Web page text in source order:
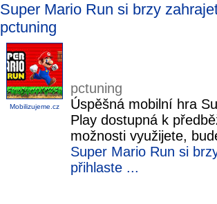
Super Mario Run si brzy
pctuning
Mobilizujeme.cz
pctuning
Úspěšná mobilní hra
Play dostupná k
možnosti využijete,
Super Mario Run si
přihlaste ...